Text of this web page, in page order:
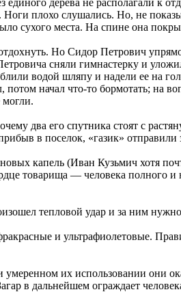
Ноги плохо слушались. Но, не
сухого места. На спине она
Но Сидор Петрович
сняли гимнастерку и
водой шляпу и надели ее на
начал что-то бормотать; на
два его спутника стоят с
в поселок, «газик» отправили
капель (Иван Кузьмич хотя
товарища — человека полного
тепловой удар и за ним
и ультрафиолетовые.
их использовании они
в дальнейшем ограждает